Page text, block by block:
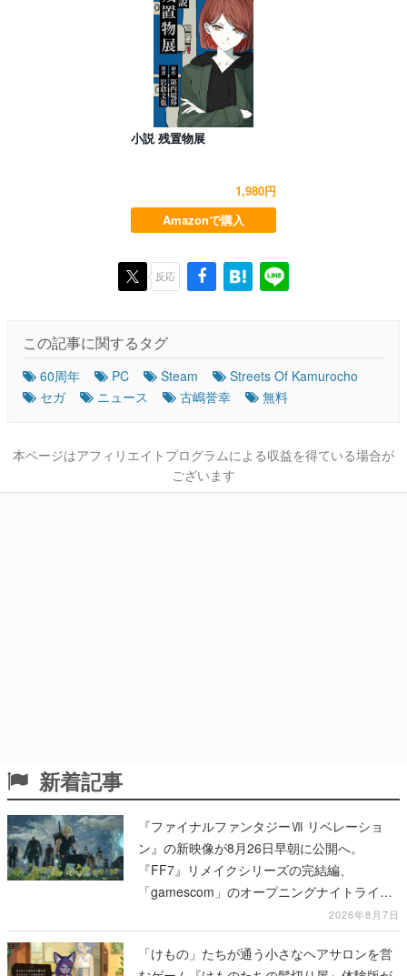
小説 残置物展
1,980円
Amazonで購入
反応
この記事に関するタグ
60周年 PC Steam
Streets Of Kamurocho
セガ
ニュース 古嶋誉幸 無料
本ページはアフィリエイトプログラムによる収益を得ている場合が
ございます
新着記事
『ファイナルファンタジーⅦ リベレーショ
ン』の新映像が8月26日早朝に公開へ。
『FF7』リメイクシリーズの完結編、
「gamescom」のオープニングナイトライブ
にてディレクターの浜口直樹氏が登壇する予
定
2026年8月7日
「けもの」たちが通う小さなヘアサロンを営